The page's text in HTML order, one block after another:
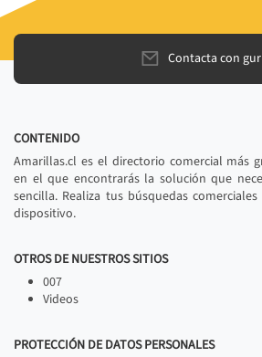
Contacta con
CONTENIDO
Amarillas.cl es el directorio comercial más
en el que encontrarás la solución que
sencilla. Realiza tus búsquedas
dispositivo.
OTROS DE NUESTROS SITIOS
007
Videos
PROTECCIÓN DE DATOS PERSONALES